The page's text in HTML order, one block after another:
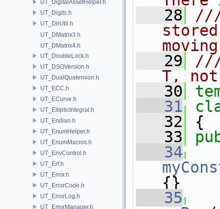
UT_DigitalAssetHelper.h
UT_Digits.h
UT_DirUtil.h
UT_DMatrix3.h
UT_DMatrix4.h
UT_DoubleLock.h
UT_DSOVersion.h
UT_DualQuaternion.h
UT_ECC.h
UT_ECurve.h
UT_EllipticIntegral.h
UT_Endian.h
UT_EnumHelper.h
UT_EnumMacros.h
UT_EnvControl.h
UT_Erf.h
UT_Error.h
UT_ErrorCode.h
UT_ErrorLog.h
UT_ErrorManager.h
   28
///
   29
///
T,
   30
   31
   32
{
   33
   34
{}
   35